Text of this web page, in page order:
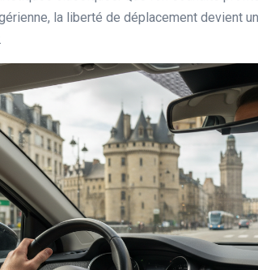
la liberté de déplacement devient